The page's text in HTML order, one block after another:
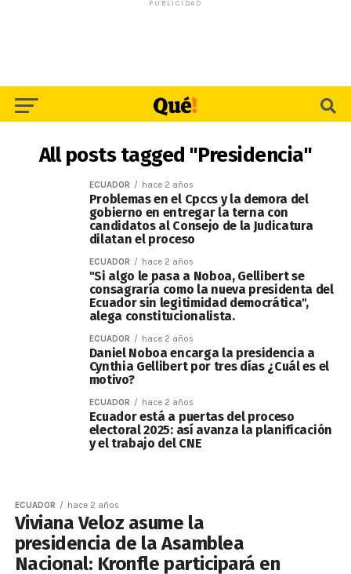
PUBLICIDAD
All posts tagged "Presidencia"
ECUADOR hace 2 años
Problemas en el Cpccs y la demora del
gobierno en entregar la terna con
candidatos al Consejo de la Judicatura
dilatan el proceso
ECUADOR hace 2 años
"Si algo le pasa a Noboa, Gellibert se
consagraría como la nueva presidenta del
Ecuador sin legitimidad democrática",
alega constitucionalista.
ECUADOR hace 2 años
Daniel Noboa encarga la presidencia a
Cynthia Gellibert por tres días ¿Cuál es el
motivo?
ECUADOR hace 2 años
Ecuador está a puertas del proceso
electoral 2025: así avanza la planificación
y el trabajo del CNE
ECUADOR hace 2 años
Viviana Veloz asume la
presidencia de la Asamblea
Nacional: Kronfle participará en